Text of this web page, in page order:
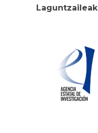
Laguntzaileak